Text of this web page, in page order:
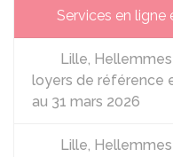
Services en ligne
Lille,
loyers de référence
au 31 mars 2026
Lille,